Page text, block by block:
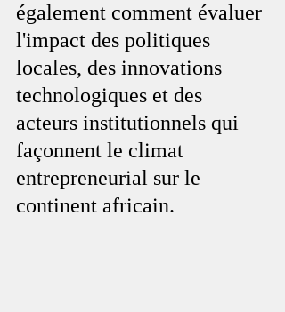
également comment évaluer
l'impact des politiques
locales, des innovations
technologiques et des
acteurs institutionnels qui
façonnent le climat
entrepreneurial sur le
continent africain.